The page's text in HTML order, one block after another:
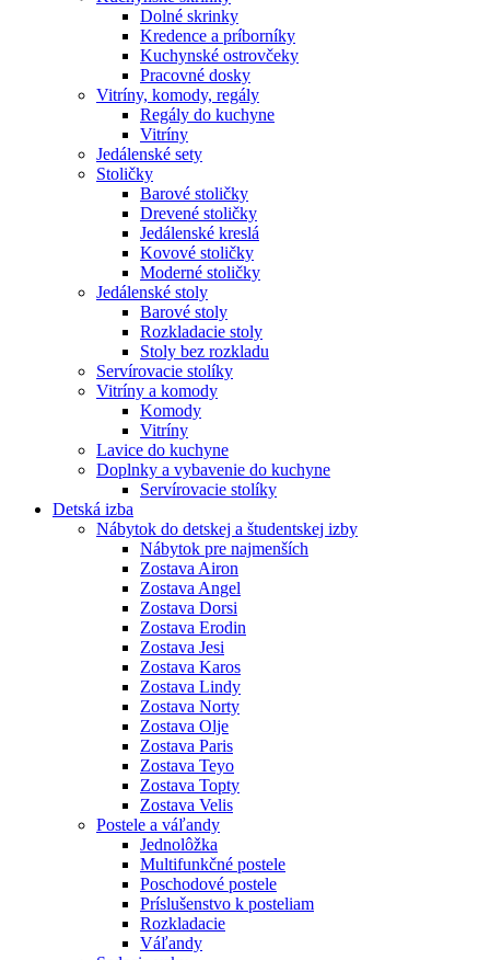
Dolné skrinky
Kredence a príborníky
Kuchynské ostrovčeky
Pracovné dosky
Vitríny, komody, regály
Regály do kuchyne
Vitríny
Jedálenské sety
Stoličky
Barové stoličky
Drevené stoličky
Jedálenské kreslá
Kovové stoličky
Moderné stoličky
Jedálenské stoly
Barové stoly
Rozkladacie stoly
Stoly bez rozkladu
Servírovacie stolíky
Vitríny a komody
Komody
Vitríny
Lavice do kuchyne
Doplnky a vybavenie do kuchyne
Servírovacie stolíky
Detská izba
Nábytok do detskej a študentskej izby
Nábytok pre najmenších
Zostava Airon
Zostava Angel
Zostava Dorsi
Zostava Erodin
Zostava Jesi
Zostava Karos
Zostava Lindy
Zostava Norty
Zostava Olje
Zostava Paris
Zostava Teyo
Zostava Topty
Zostava Velis
Postele a váľandy
Jednolôžka
Multifunkčné postele
Poschodové postele
Príslušenstvo k posteliam
Rozkladacie
Váľandy